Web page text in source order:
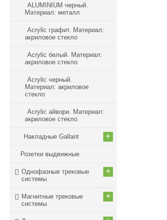
ALUMINIUM черный.
Материал: металл
Acrylic графит. Материал:
акриловое стекло
Acrylic белый. Материал:
акриловое стекло
Acrylic черный.
Материал: акриловое
стекло
Acrylic айвори. Материал:
акриловое стекло
Накладные Gallant +
Розетки выдвижные
Однофазные трековые
системы
+
Магнитные трековые
системы
+